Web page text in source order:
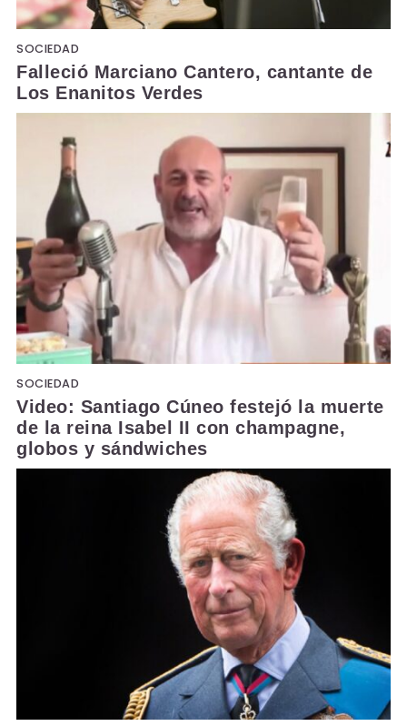
SOCIEDAD
Falleció Marciano Cantero, cantante de
Los Enanitos Verdes
SOCIEDAD
Video: Santiago Cúneo festejó la muerte
de la reina Isabel II con champagne,
globos y sándwiches